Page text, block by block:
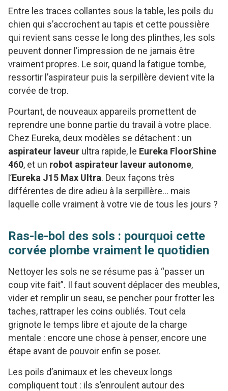
Entre les traces collantes sous la table, les poils du
chien qui s’accrochent au tapis et cette poussière
qui revient sans cesse le long des plinthes, les sols
peuvent donner l’impression de ne jamais être
vraiment propres. Le soir, quand la fatigue tombe,
ressortir l’aspirateur puis la serpillère devient vite la
corvée de trop.
Pourtant, de nouveaux appareils promettent de
reprendre une bonne partie du travail à votre place.
Chez Eureka, deux modèles se détachent : un
aspirateur laveur ultra rapide, le Eureka FloorShine
460, et un robot aspirateur laveur autonome,
l’Eureka J15 Max Ultra. Deux façons très
différentes de dire adieu à la serpillère… mais
laquelle colle vraiment à votre vie de tous les jours ?
Ras-le-bol des sols : pourquoi cette
corvée plombe vraiment le quotidien
Nettoyer les sols ne se résume pas à “passer un
coup vite fait”. Il faut souvent déplacer des meubles,
vider et remplir un seau, se pencher pour frotter les
taches, rattraper les coins oubliés. Tout cela
grignote le temps libre et ajoute de la charge
mentale : encore une chose à penser, encore une
étape avant de pouvoir enfin se poser.
Les poils d’animaux et les cheveux longs
compliquent tout : ils s’enroulent autour des